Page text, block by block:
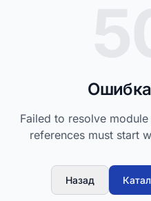
Failed to resolve
references must start
Назад